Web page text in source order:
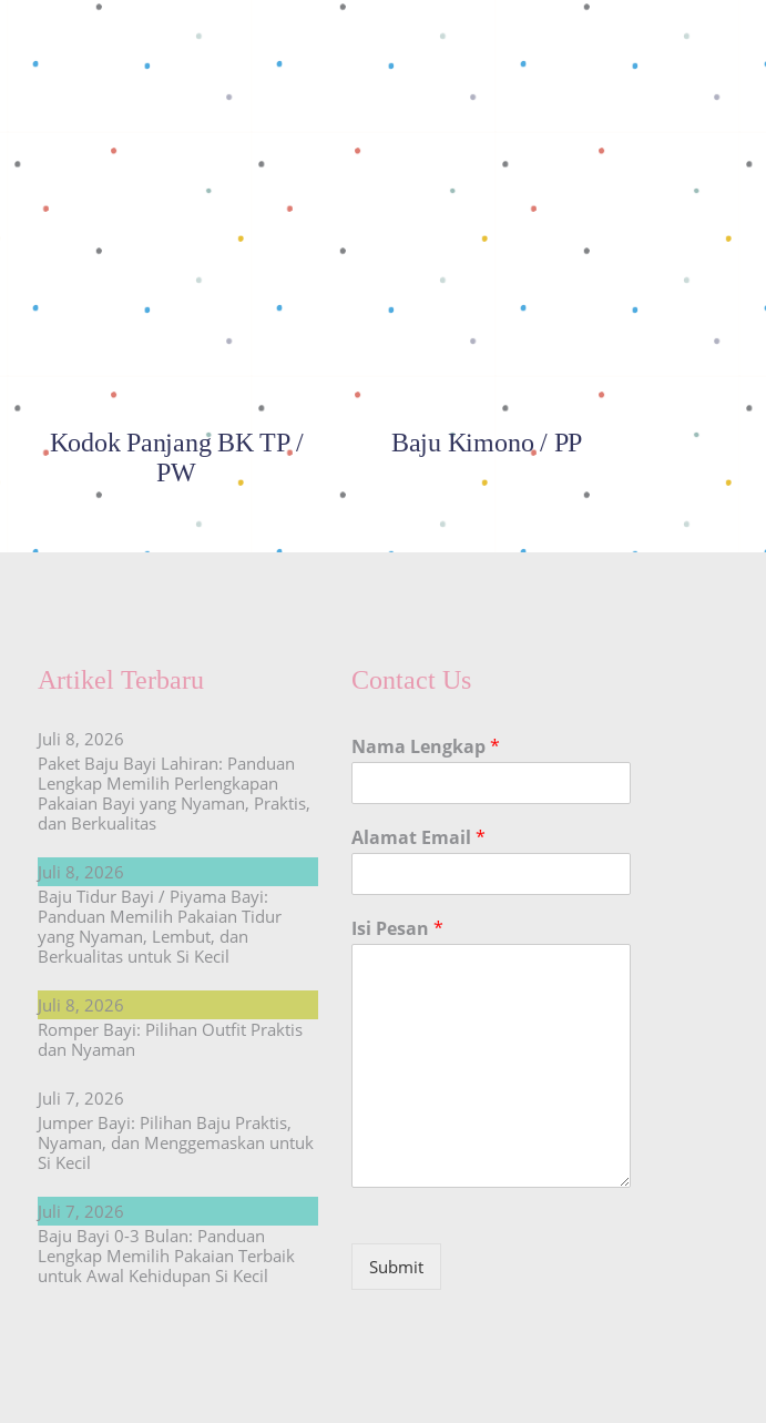
Baca selengkapnya
Kodok Panjang BK TP /
PW
Baju Kimono / PP
Artikel Terbaru
Juli 8, 2026
Paket Baju Bayi Lahiran: Panduan
Lengkap Memilih Perlengkapan
Pakaian Bayi yang Nyaman, Praktis,
dan Berkualitas
Juli 8, 2026
Baju Tidur Bayi / Piyama Bayi:
Panduan Memilih Pakaian Tidur
yang Nyaman, Lembut, dan
Berkualitas untuk Si Kecil
Juli 8, 2026
Romper Bayi: Pilihan Outfit Praktis
dan Nyaman
Juli 7, 2026
Jumper Bayi: Pilihan Baju Praktis,
Nyaman, dan Menggemaskan untuk
Si Kecil
Juli 7, 2026
Baju Bayi 0-3 Bulan: Panduan
Lengkap Memilih Pakaian Terbaik
untuk Awal Kehidupan Si Kecil
Contact Us
Nama Lengkap*
Alamat Email *
Isi Pesan *
Submit